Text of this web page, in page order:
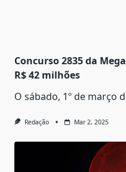
Concurso 2835 da
R$ 42 milhões
O sábado, 1º de março
Redação Mar 2, 2025